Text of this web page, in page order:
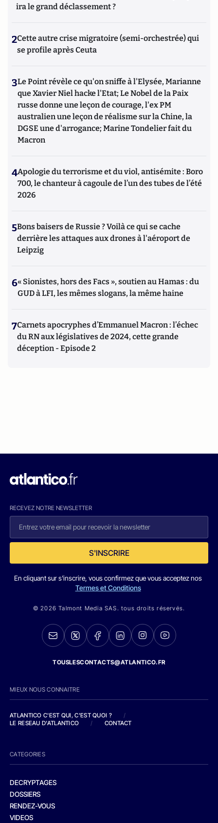
ira le grand déclassement ?
2Cette autre crise migratoire (semi-orchestrée) qui
se profile après Ceuta
3Le Point révèle ce qu'on sniffe à l'Elysée, Marianne
que Xavier Niel hacke l'Etat; Le Nobel de la Paix
russe donne une leçon de courage, l'ex PM
australien une leçon de réalisme sur la Chine, la
DGSE une d'arrogance; Marine Tondelier fait du
Macron
4Apologie du terrorisme et du viol, antisémite : Boro
700, le chanteur à cagoule de l’un des tubes de l’été
2026
5Bons baisers de Russie ? Voilà ce qui se cache
derrière les attaques aux drones à l'aéroport de
Leipzig
6« Sionistes, hors des Facs », soutien au Hamas : du
GUD à LFI, les mêmes slogans, la même haine
7Carnets apocryphes d’Emmanuel Macron : l’échec
du RN aux législatives de 2024, cette grande
déception - Episode 2
RECEVEZ NOTRE NEWSLETTER
S'INSCRIRE
En cliquant sur s'inscrire, vous confirmez que vous acceptez nos
Termes et Conditions
© 2026 Talmont Media SAS. tous droits réservés.
TOUSLESCONTACTS@ATLANTICO.FR
MIEUX NOUS CONNAITRE
ATLANTICO C'EST QUI, C'EST QUOI ?
/
LE RESEAU D'ATLANTICO
/ CONTACT
CATEGORIES
DECRYPTAGES
DOSSIERS
RENDEZ-VOUS
VIDEOS